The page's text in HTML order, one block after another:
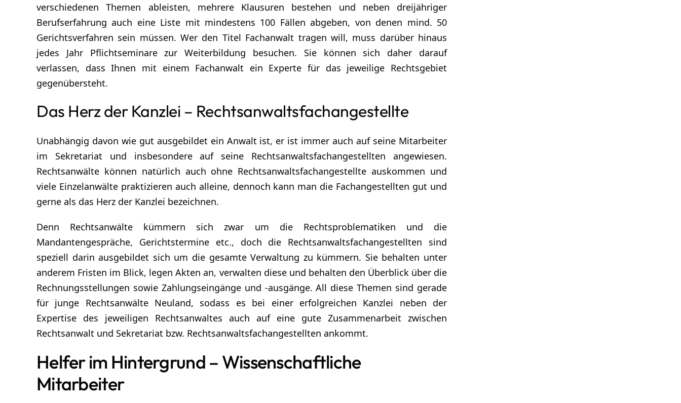
verschiedenen Themen ableisten, mehrere Klausuren bestehen und neben dreijähriger
Berufserfahrung auch eine Liste mit mindestens 100 Fällen abgeben, von denen mind. 50
Gerichtsverfahren sein müssen. Wer den Titel Fachanwalt tragen will, muss darüber hinaus
jedes Jahr Pflichtseminare zur Weiterbildung besuchen. Sie können sich daher darauf
verlassen, dass Ihnen mit einem Fachanwalt ein Experte für das jeweilige Rechtsgebiet
gegenübersteht.
Das Herz der Kanzlei – Rechtsanwaltsfachangestellte
Unabhängig davon wie gut ausgebildet ein Anwalt ist, er ist immer auch auf seine Mitarbeiter
im Sekretariat und insbesondere auf seine Rechtsanwaltsfachangestellten angewiesen.
Rechtsanwälte können natürlich auch ohne Rechtsanwaltsfachangestellte auskommen und
viele Einzelanwälte praktizieren auch alleine, dennoch kann man die Fachangestellten gut und
gerne als das Herz der Kanzlei bezeichnen.
Denn Rechtsanwälte kümmern sich zwar um die Rechtsproblematiken und die
Mandantengespräche, Gerichtstermine etc., doch die Rechtsanwaltsfachangestellten sind
speziell darin ausgebildet sich um die gesamte Verwaltung zu kümmern. Sie behalten unter
anderem Fristen im Blick, legen Akten an, verwalten diese und behalten den Überblick über die
Rechnungsstellungen sowie Zahlungseingänge und -ausgänge. All diese Themen sind gerade
für junge Rechtsanwälte Neuland, sodass es bei einer erfolgreichen Kanzlei neben der
Expertise des jeweiligen Rechtsanwaltes auch auf eine gute Zusammenarbeit zwischen
Rechtsanwalt und Sekretariat bzw. Rechtsanwaltsfachangestellten ankommt.
Helfer im Hintergrund – Wissenschaftliche
Mitarbeiter